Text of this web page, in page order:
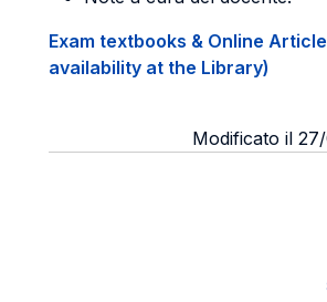
Exam textbooks & Online
availability at the Library)
Modificato il